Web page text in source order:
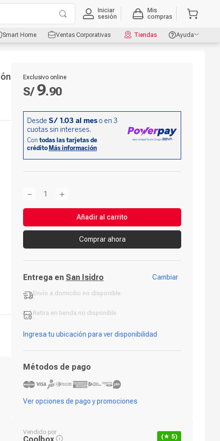
Iniciar
sesión
Mis
compras
Smart Home Ventas Corporativas Tiendas Ayuda
Exclusivo online
S/ 9.90
＋
－
Añadir al carrito
Comprar ahora
Entrega en San Isidro Cambiar
Envío a domicilio no disponible
-
Retira en tienda no disponible
-
Ingresa tu ubicación para ver disponibilidad
Métodos de pago
Ver opciones de pago y promociones
Vendido por
(★ 5)